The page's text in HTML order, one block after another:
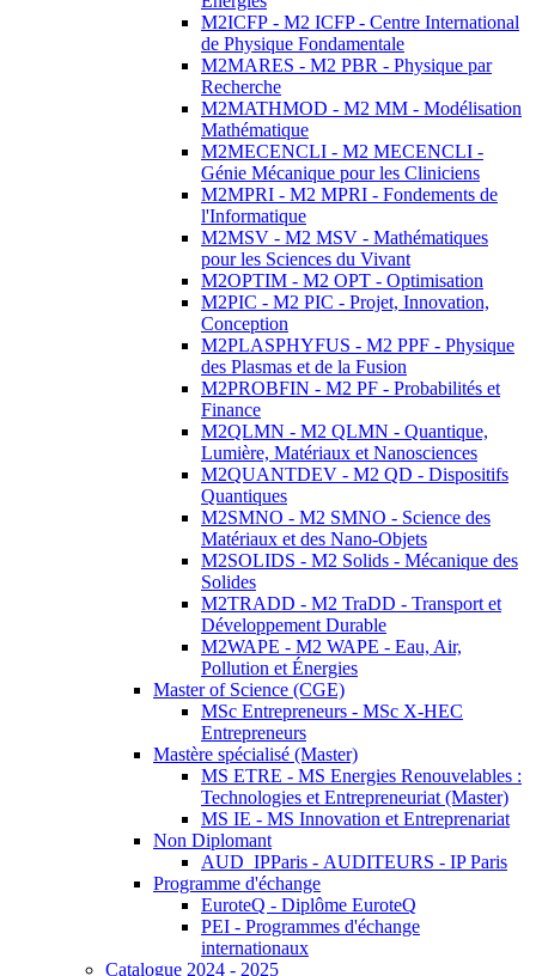
M2ICFP - M2 ICFP - Centre International
de Physique Fondamentale
M2MARES - M2 PBR - Physique par
Recherche
M2MATHMOD - M2 MM - Modélisation
Mathématique
M2MECENCLI - M2 MECENCLI -
Génie Mécanique pour les Cliniciens
M2MPRI - M2 MPRI - Fondements de
l'Informatique
M2MSV - M2 MSV - Mathématiques
pour les Sciences du Vivant
M2OPTIM - M2 OPT - Optimisation
M2PIC - M2 PIC - Projet, Innovation,
Conception
M2PLASPHYFUS - M2 PPF - Physique
des Plasmas et de la Fusion
M2PROBFIN - M2 PF - Probabilités et
Finance
M2QLMN - M2 QLMN - Quantique,
Lumière, Matériaux et Nanosciences
M2QUANTDEV - M2 QD - Dispositifs
Quantiques
M2SMNO - M2 SMNO - Science des
Matériaux et des Nano-Objets
M2SOLIDS - M2 Solids - Mécanique des
Solides
M2TRADD - M2 TraDD - Transport et
Développement Durable
M2WAPE - M2 WAPE - Eau, Air,
Pollution et Énergies
Master of Science (CGE)
MSc Entrepreneurs - MSc X-HEC
Entrepreneurs
Mastère spécialisé (Master)
MS ETRE - MS Energies Renouvelables :
Technologies et Entrepreneuriat (Master)
MS IE - MS Innovation et Entreprenariat
Non Diplomant
AUD_IPParis - AUDITEURS - IP Paris
Programme d'échange
EuroteQ - Diplôme EuroteQ
PEI - Programmes d'échange
internationaux
Catalogue 2024 - 2025